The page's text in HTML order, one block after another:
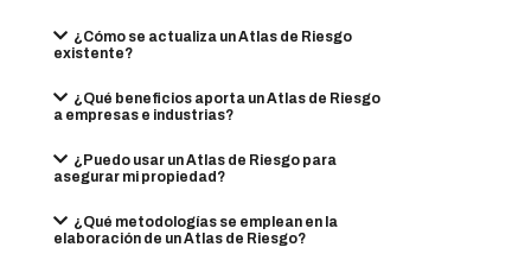
¿Cómo se actualiza un Atlas de Riesgo
existente?
¿Qué beneficios aporta un Atlas de Riesgo
a empresas e industrias?
¿Puedo usar un Atlas de Riesgo para
asegurar mi propiedad?
¿Qué metodologías se emplean en la
elaboración de un Atlas de Riesgo?